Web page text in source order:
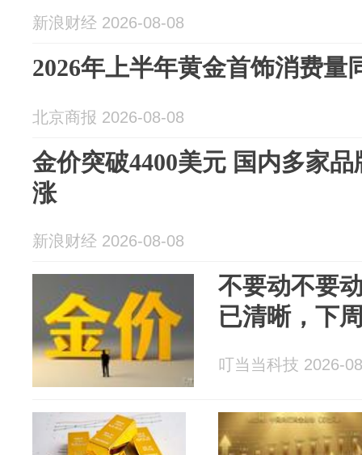
新浪财经 2026-08-08
2026年上半年黄金首饰消费量
北京商报 2026-08-08
金价突破4400美元 国内多家
涨
新浪财经 2026-08-08
不要动不要
已清晰，下
叮当当科技 2026-